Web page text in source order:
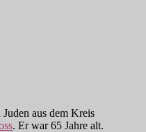
aus dem Kreis
. Er war 65 Jahre alt.